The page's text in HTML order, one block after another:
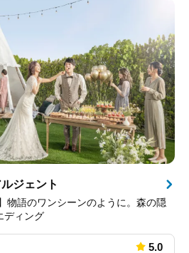
ジェント
物語のワンシーンのように。森の隠
ディング
5.0